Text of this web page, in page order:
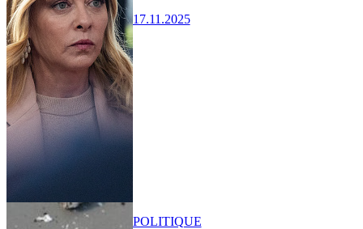
17.11.2025
POLITIQUE